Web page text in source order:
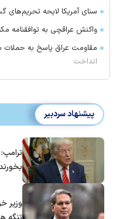
سنای آمریکا لایحه تحریم‌های
واکنش عراقچی به توافقنامه
مقاومت عراق پاسخ به حملات
انداخت
پیشنهاد سردبیر
وزیر